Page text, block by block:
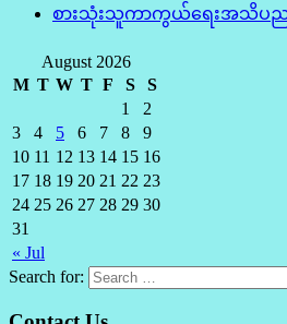
စားသုံးသူကာကွယ်ရေးအသိပညာ
August 2026
M T W T F S S
« Jul
1
2
3
4 5 6 7 8
9
10 11 12 13 14 15 16
17 18 19 20 21 22 23
24 25 26 27 28 29 30
31
Search for: